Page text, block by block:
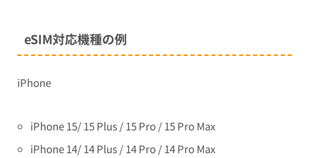
eSIM対応機種の例
iPhone
iPhone 15/ 15 Plus / 15 Pro / 15 Pro Max
iPhone 14/ 14 Plus / 14 Pro / 14 Pro Max